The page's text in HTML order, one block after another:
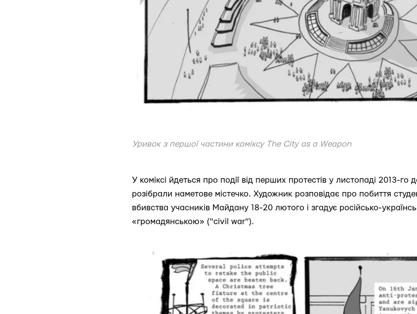
Уривок з першої частини коміксу The City as a Weapon
У коміксі йдеться про події від перших протестів у листопаді 2013-го
розібрали наметове містечко. Художник розповідає про побиття
вбивства учасників Майдану 18-20 лютого і згадує російсько-
«громадянською» (“civil war”).